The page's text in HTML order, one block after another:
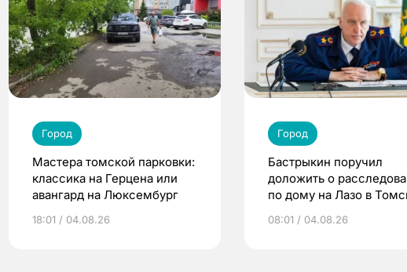
Город
Мастера томской парковки:
классика на Герцена или
авангард на Люксембург
18:01 / 04.08.26
Город
Бастрыкин поручил
доложить о
по дому на Лазо в
08:01 / 04.08.26